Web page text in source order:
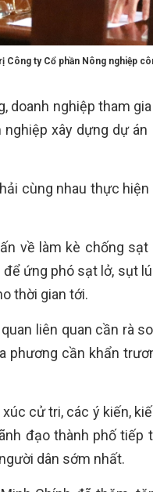
Công ty Cổ phần Nông nghiệp
doanh nghiệp tham
xây dựng dự
cùng nhau thực
về làm kè chống
ứng phó sạt lở, sụt
thời gian tới.
liên quan cần rà
phương cần khẩn
cử tri, các ý kiến,
đạo thành phố
dân sớm nhất.